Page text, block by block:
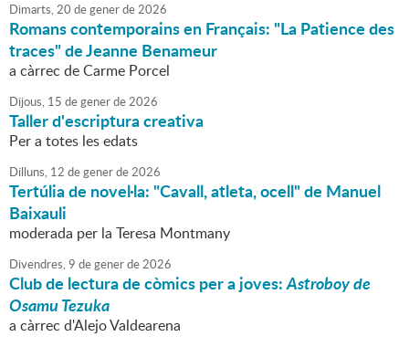
Dimarts,20 degenerde2026
Romans contemporains en Français: "La Patience des
traces" de Jeanne Benameur
a càrrec de Carme Porcel
Dijous, 15 degenerde2026
Taller d'escriptura creativa
Per a totes les edats
Dilluns, 12 degenerde2026
Tertúlia de novel·la: "Cavall, atleta, ocell" de Manuel
Baixauli
moderada per la Teresa Montmany
Divendres,9 degenerde2026
Club de lectura de còmics per a joves:Astroboy de
Osamu Tezuka
a càrrec d'Alejo Valdearena